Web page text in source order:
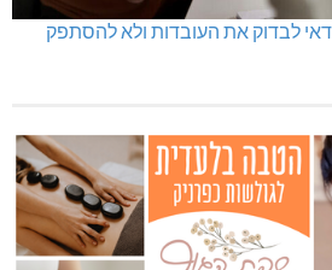
עבודה – לא רק בעקבות גניבה